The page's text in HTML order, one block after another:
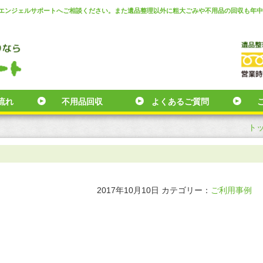
ジェルサポートへご相談ください。また遺品整理以外に粗大ごみや不用品の回収も年
れ 不用品回収 よくあるご質問
ト
2017年10月10日 カテゴリー： ご利用事例